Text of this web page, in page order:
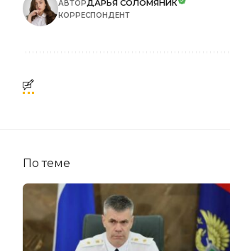
АВТОРДАРЬЯ СОЛОМЯНИК
КОРРЕСПОНДЕНТ
По теме